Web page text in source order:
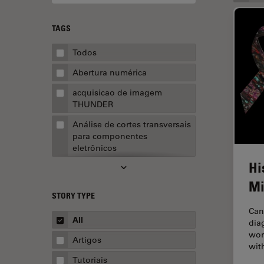
TAGS
Todos
Abertura numérica
acquisicao de imagem
THUNDER
Análise de cortes transversais
para componentes
eletrônicos
Análise de imagens
Aquisição de imagens
STORY TYPE
All
Artigos
Tutoriais